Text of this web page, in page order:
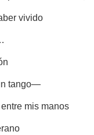
vivido
tango—
mis manos